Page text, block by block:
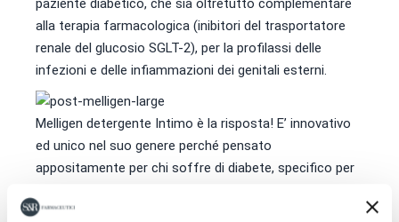
paziente diabetico, che sia oltretutto complementare
alla terapia farmacologica (inibitori del trasportatore
renale del glucosio SGLT-2), per la profilassi delle
infezioni e delle infiammazioni dei genitali esterni.
Melligen detergente Intimo è la risposta! E’ innovativo
ed unico nel suo genere perché pensato
appositamente per chi soffre di diabete, specifico per
predisposizione alle infezioni grazie alla presenza di: